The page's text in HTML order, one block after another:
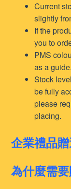
Current
slightly
If the
you to
PMS
as a guide.
Stock
be fully
please
placing.
企業禮品
為什麼需